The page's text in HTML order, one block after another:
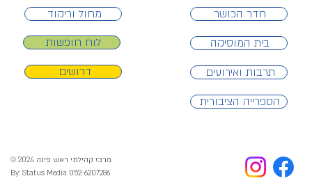
© 2024 מרכז קהילתי ראש פינה
By: Status Media 052-6207286
תרבות ואירועים
חדר הכושר
דרושים
מחול וריקוד
הספרייה הציבורית
לוח חופשות בית המוסיקה